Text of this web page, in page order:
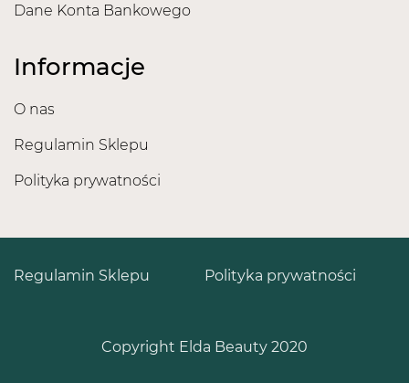
Dane Konta Bankowego
Informacje
O nas
Regulamin Sklepu
Polityka prywatności
Copyright Elda Beauty 2020
Polityka prywatności
Regulamin Sklepu